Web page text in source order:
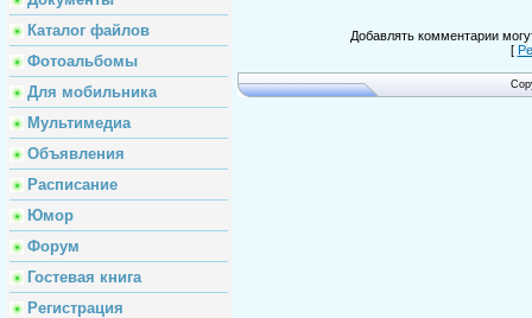
Каталог файлов
Фотоальбомы
Для мобильника
Мультимедиа
Объявления
Расписание
Юмор
Форум
Гостевая книга
Регистрация
Добавлять комментарии
[